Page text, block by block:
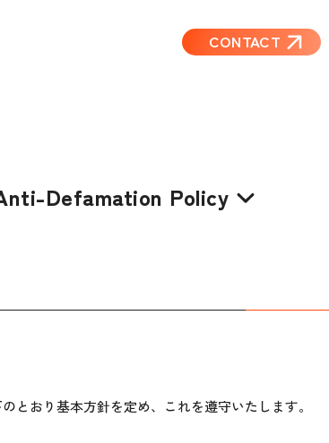
CONTACT
Defamation Policy
とおり基本方針を定め、これを遵守いたします。